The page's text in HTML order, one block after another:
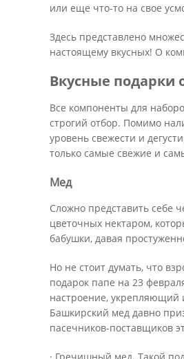
или еще что-то на свое
Здесь представлено
настоящему вкусных! О
Вкусные подарки
Все компоненты для
строгий отбор. Помимо
уровень свежести и
только самые свежие и
Мед
Сложно представить себе
цветочных нектаром,
бабушки, давая
Но не стоит думать, что
подарок папе на 23
настроение,
Башкирский мед давно
пасечников-поставщиков